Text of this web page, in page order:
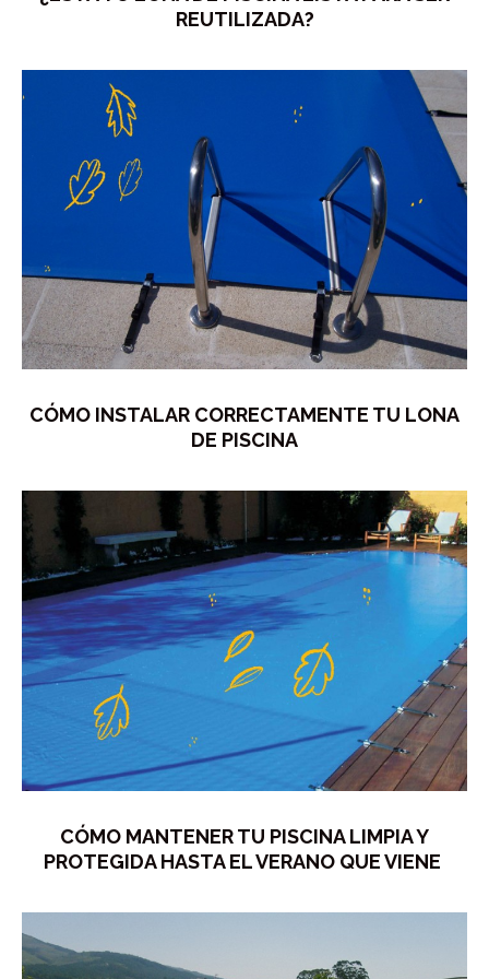
REUTILIZADA?
CÓMO INSTALAR CORRECTAMENTE TU LONA
DE PISCINA
CÓMO MANTENER TU PISCINA LIMPIA Y
PROTEGIDA HASTA EL VERANO QUE VIENE